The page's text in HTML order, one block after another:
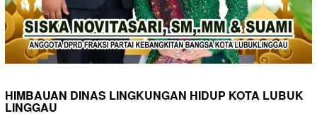
HIMBAUAN DINAS LINGKUNGAN HIDUP KOTA LUBUK
LINGGAU